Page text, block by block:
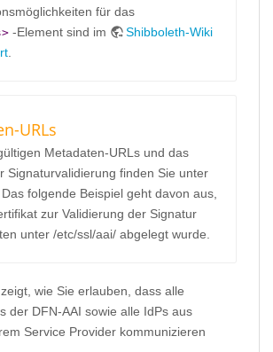
für das
-Element sind im
Shibboleth-Wiki
URLs
Metadaten-URLs und das
Signaturvalidierung finden Sie unter
. Das folgende Beispiel geht davon aus,
zur Validierung der Signatur
unter /etc/ssl/aai/ abgelegt wurde.
wie Sie erlauben, dass alle
der DFN-AAI sowie alle IdPs aus
Service Provider kommunizieren